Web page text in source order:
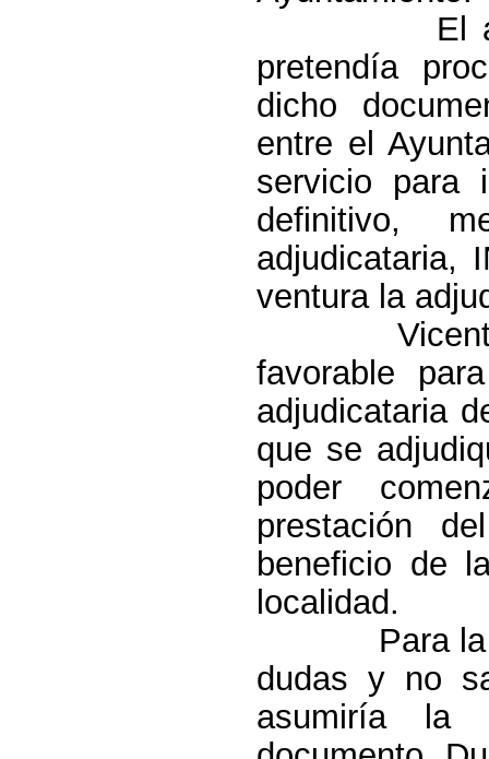
El alcalde
pretendía
dicho
entre el
servicio para
definitivo,
adjudicataria,
ventura la
Vicente
favorable
adjudicataria
que se
poder
prestación
beneficio de
localidad.
Para la
dudas y no
asumiría la